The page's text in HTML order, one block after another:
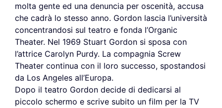
molta gente ed una denuncia per oscenità, accusa
che cadrà lo stesso anno. Gordon lascia l’università
concentrandosi sul teatro e fonda l’Organic
Theater. Nel 1969 Stuart Gordon si sposa con
l’attrice Carolyn Purdy. La compagnia Screw
Theater continua con il loro successo, spostandosi
da Los Angeles all’Europa.
Dopo il teatro Gordon decide di dedicarsi al
piccolo schermo e scrive subito un film per la TV